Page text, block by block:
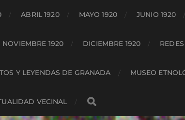
ABRIL 1920 MAYO 1920 JUNIO 1920
NOVIEMBRE 1920 DICIEMBRE 1920
Y LEYENDAS DE GRANADA MUSEO
VECINAL